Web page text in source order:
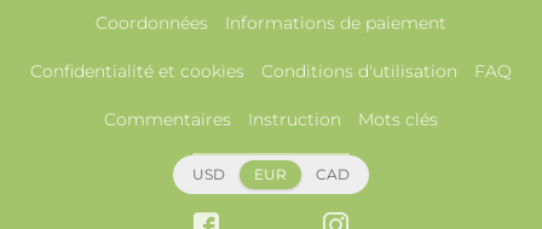
Coordonnées Informations de paiement
Confidentialité et cookies Conditions d'utilisation FAQ
Commentaires Instruction Mots clés
USD EUR CAD